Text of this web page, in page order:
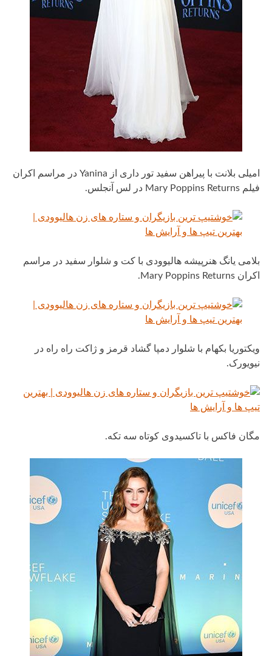
امیلی بلانت با پیراهن سفید تور داری از Yanina در مراسم اکران
فیلم Mary Poppins Returns در لس آنجلس.
بلامی یانگ هنرپیشه هالیوودی با کت و شلوار سفید در مراسم
اکران Mary Poppins Returns.
ویکتوریا بکهام با شلوار دمپا گشاد قرمز و ژاکت راه راه در
نیویورک.
مگان فاکس با تاکسیدوی کوتاه سه تکه.